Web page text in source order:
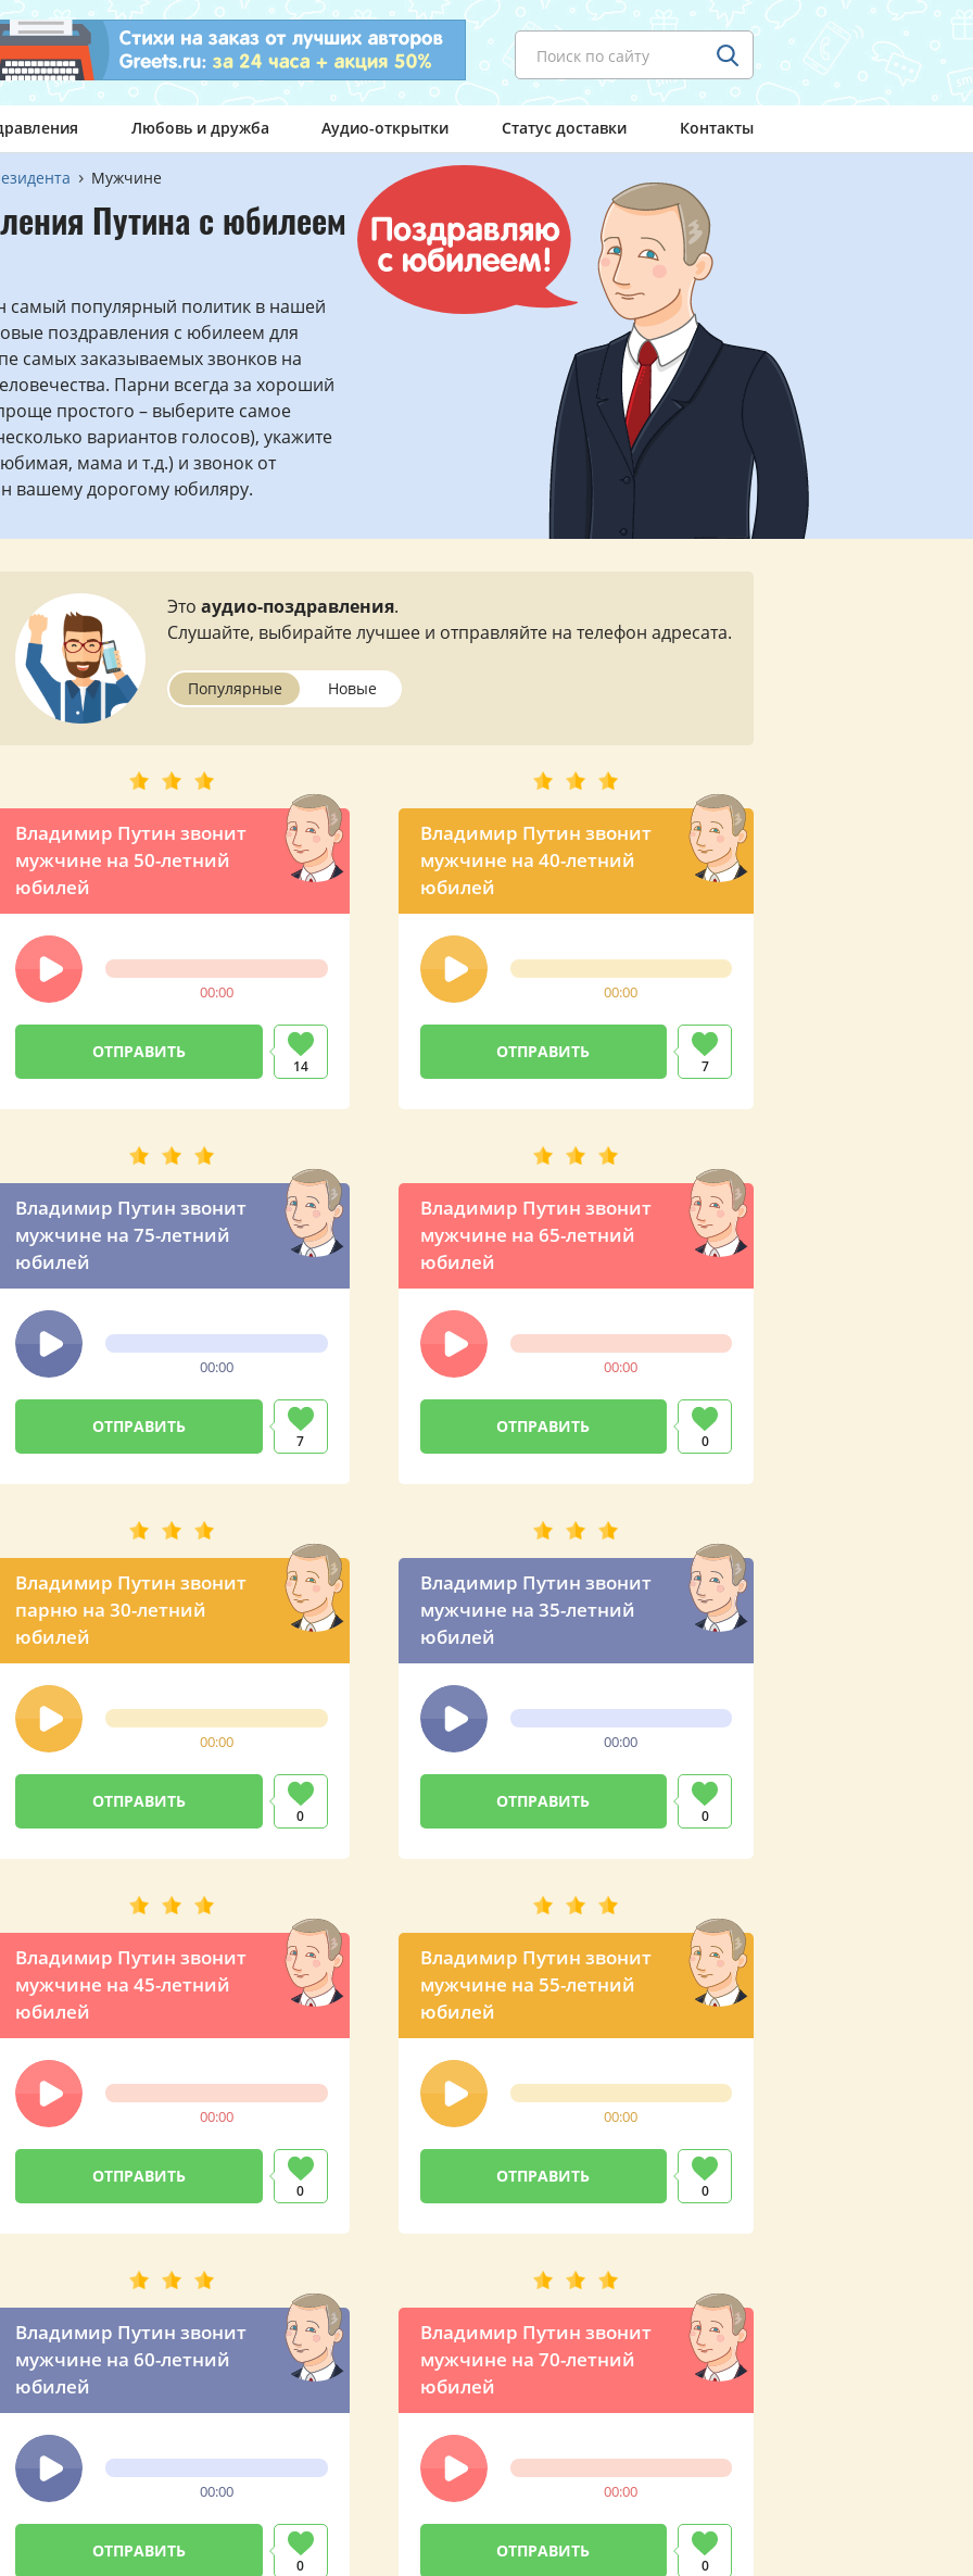
Поиск по сайту
Любовь и дружба Аудио-открытки Статус доставки Контакты
Мужчине
Путина с юбилеем
самый популярный политик в нашей
поздравления с юбилеем для
самых заказываемых звонков на
Парни всегда за хороший
простого – выберите самое
вариантов голосов), укажите
мама и т.д.) и звонок от
вашему дорогому юбиляру.
Это аудио-поздравления.
Слушайте, выбирайте лучшее и отправляйте на телефон адресата.
Популярные Новые
Владимир Путин звонит
мужчине на 50-летний
юбилей
00:00
14
Владимир Путин звонит
мужчине на 40-летний
юбилей
00:00
7
Владимир Путин звонит
мужчине на 75-летний
юбилей
00:00
7
Владимир Путин звонит
мужчине на 65-летний
юбилей
00:00
0
Владимир Путин звонит
парню на 30-летний
юбилей
00:00
0
Владимир Путин звонит
мужчине на 35-летний
юбилей
00:00
0
Владимир Путин звонит
мужчине на 45-летний
юбилей
00:00
0
Владимир Путин звонит
мужчине на 55-летний
юбилей
00:00
0
Владимир Путин звонит
мужчине на 60-летний
юбилей
00:00
0
Владимир Путин звонит
мужчине на 70-летний
юбилей
00:00
0